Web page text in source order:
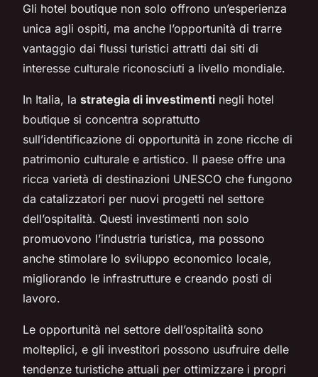
Gli hotel boutique non solo offrono un’esperienza
unica agli ospiti, ma anche l’opportunità di trarre
vantaggio dai flussi turistici attratti dai siti di
interesse culturale riconosciuti a livello mondiale.
In Italia, la strategia di investimenti negli hotel
boutique si concentra soprattutto
sull’identificazione di opportunità in zone ricche di
patrimonio culturale e artistico. Il paese offre una
ricca varietà di destinazioni UNESCO che fungono
da catalizzatori per nuovi progetti nel settore
dell’ospitalità. Questi investimenti non solo
promuovono l’industria turistica, ma possono
anche stimolare lo sviluppo economico locale,
migliorando le infrastrutture e creando posti di
lavoro.
Le opportunità nel settore dell’ospitalità sono
molteplici, e gli investitori possono usufruire delle
tendenze turistiche attuali per ottimizzare i propri